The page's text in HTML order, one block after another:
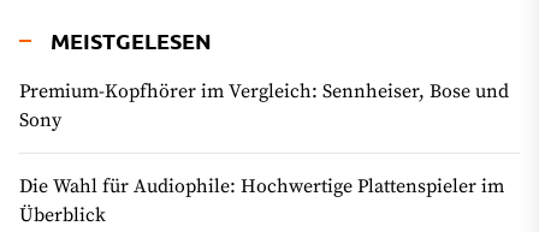
MEISTGELESEN
Premium-Kopfhörer im Vergleich: Sennheiser, Bose und
Sony
Die Wahl für Audiophile: Hochwertige Plattenspieler im
Überblick